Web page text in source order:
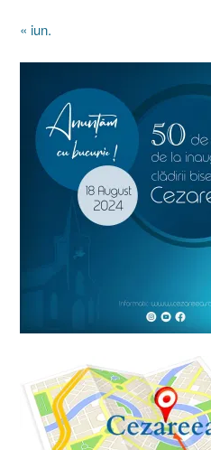
« iun.